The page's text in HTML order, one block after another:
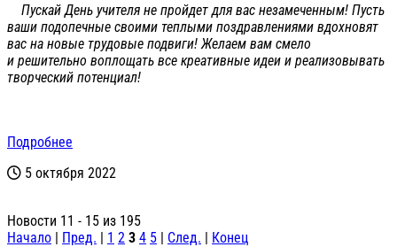
Пускай День учителя не пройдет для вас незамеченным! Пусть
ваши подопечные своими теплыми поздравлениями вдохновят
вас на новые трудовые подвиги! Желаем вам смело
и решительно воплощать все креативные идеи и реализовывать
творческий потенциал!
Подробнее
5 октября 2022
Новости 11 - 15 из 195
Начало | Пред. | 1 2 3 4 5 | След. | Конец